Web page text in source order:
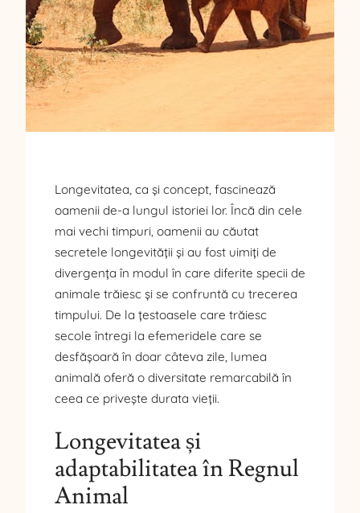
Longevitatea, ca și concept, fascinează
oamenii de-a lungul istoriei lor. Încă din cele
mai vechi timpuri, oamenii au căutat
secretele longevității și au fost uimiți de
divergența în modul în care diferite specii de
animale trăiesc și se confruntă cu trecerea
timpului. De la țestoasele care trăiesc
secole întregi la efemeridele care se
desfășoară în doar câteva zile, lumea
animală oferă o diversitate remarcabilă în
ceea ce privește durata vieții.
Longevitatea și
adaptabilitatea în Regnul
Animal